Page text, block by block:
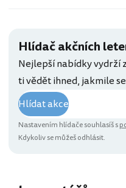
Hlídač akčních
Nejlepší nabídky vydrží
ti vědět ihned, jakmile
Hlídat akce
Nastavením hlídače souhlasíš s
Kdykoliv se můžeš odhlásit.